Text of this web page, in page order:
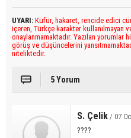
UYARI: Küfür, hakaret, rencide edici
içeren, Türkçe karakter kullanılmayan
onaylanmamaktadır. Yazılan yorumlar
görüş ve düşüncelerini
niteliktedir.
5 Yorum
S. Çelik / 07
????